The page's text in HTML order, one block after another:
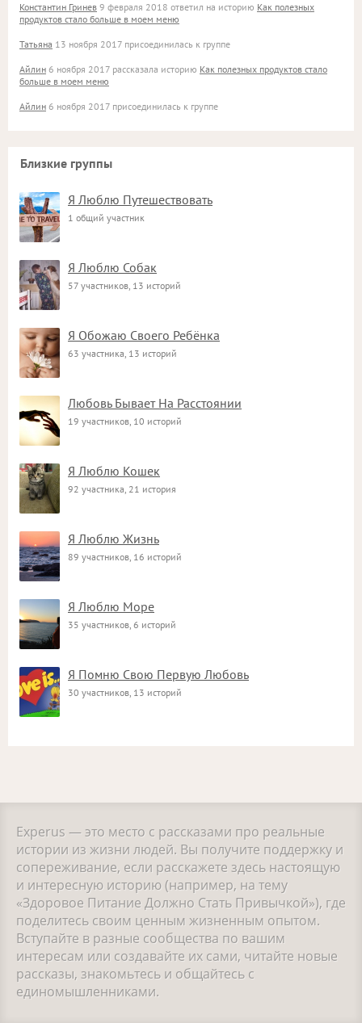
Константин Гринев 9 февраля 2018 ответил на историю Как полезных
продуктов стало больше в моем меню
Татьяна 13 ноября 2017 присоединилась к группе
Айлин 6 ноября 2017 рассказала историю Как полезных продуктов стало
больше в моем меню
Айлин 6 ноября 2017 присоединилась к группе
Близкие группы
Я Люблю Путешествовать
1 общий участник
Я Люблю Собак
57 участников, 13 историй
Я Обожаю Своего Ребёнка
63 участника, 13 историй
Любовь Бывает На Расстоянии
19 участников, 10 историй
Я Люблю Кошек
92 участника, 21 история
Я Люблю Жизнь
89 участников, 16 историй
Я Люблю Море
35 участников, 6 историй
Я Помню Свою Первую Любовь
30 участников, 13 историй
Experus — это место с рассказами про реальные
истории из жизни людей. Вы получите поддержку и
сопереживание, если расскажете здесь настоящую
и интересную историю (например, на тему
«Здоровое Питание Должно Стать Привычкой»), где
поделитесь своим ценным жизненным опытом.
Вступайте в разные сообщества по вашим
интересам или создавайте их сами, читайте новые
рассказы, знакомьтесь и общайтесь с
единомышленниками.